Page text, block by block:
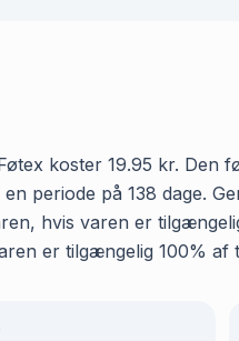
koster 19.95 kr. Den
periode på 138 dage.
hvis varen er
er tilgængelig 100%